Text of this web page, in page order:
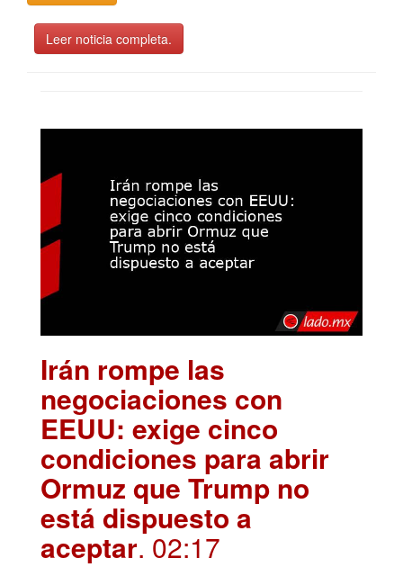
Leer noticia completa.
Irán rompe las
negociaciones con
EEUU: exige cinco
condiciones para abrir
Ormuz que Trump no
está dispuesto a
aceptar. 02:17